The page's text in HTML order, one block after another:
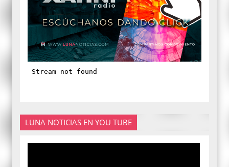
LUNA NOTICIAS EN YOU TUBE